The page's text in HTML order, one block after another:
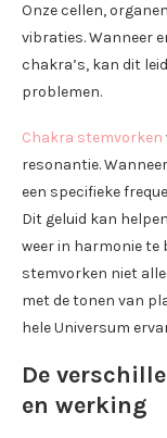
Onze cellen,
vibraties. Wanneer
chakra’s, kan dit
problemen.
Chakra stemvorken
resonantie.
een specifieke
Dit geluid kan
weer in harmonie te
stemvorken niet
met de tonen van
hele Universum
De
en werking